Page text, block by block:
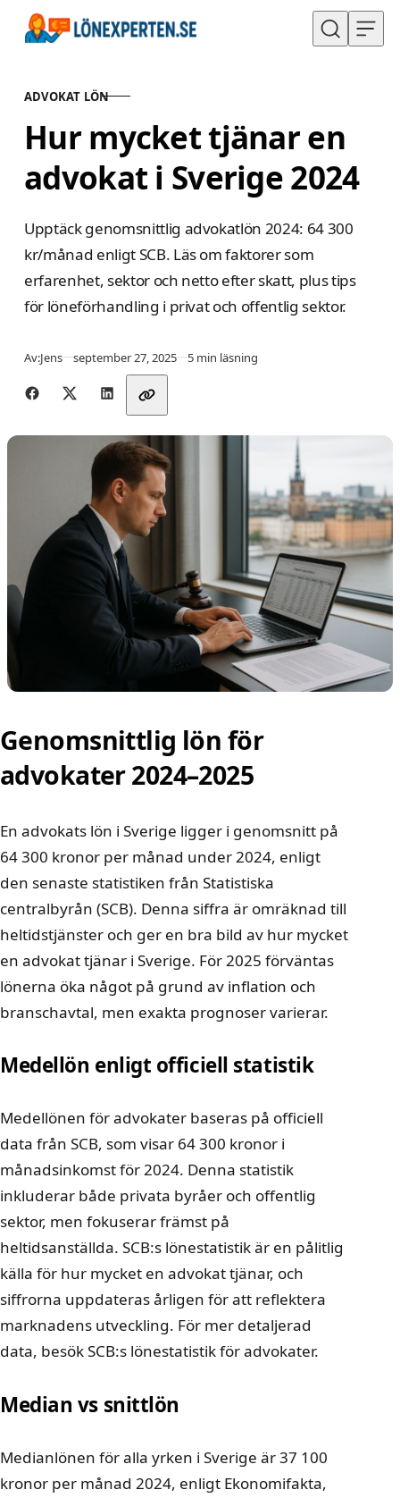
Hoppa till innehåll
KATEGORI
ADVOKAT LÖN
Hur mycket tjänar en
advokat i Sverige 2024
Upptäck genomsnittlig advokatlön 2024: 64 300
kr/månad enligt SCB. Läs om faktorer som
erfarenhet, sektor och netto efter skatt, plus tips
för löneförhandling i privat och offentlig sektor.
Av:Jens Publicerad
september 27, 2025 5 min läsning
Dela med vänner
Genomsnittlig lön för
advokater 2024–2025
En advokats lön i Sverige ligger i genomsnitt på
64 300 kronor per månad under 2024, enligt
den senaste statistiken från Statistiska
centralbyrån (SCB). Denna siffra är omräknad till
heltidstjänster och ger en bra bild av hur mycket
en advokat tjänar i Sverige. För 2025 förväntas
lönerna öka något på grund av inflation och
branschavtal, men exakta prognoser varierar.
Medellön enligt officiell statistik
Medellönen för advokater baseras på officiell
data från SCB, som visar 64 300 kronor i
månadsinkomst för 2024. Denna statistik
inkluderar både privata byråer och offentlig
sektor, men fokuserar främst på
heltidsanställda. SCB:s lönestatistik är en pålitlig
källa för hur mycket en advokat tjänar, och
siffrorna uppdateras årligen för att reflektera
marknadens utveckling. För mer detaljerad
data, besökSCB:s lönestatistik för advokater.
Median vs snittlön
Medianlönen för alla yrken i Sverige är 37 100
kronor per månad 2024, enligt Ekonomifakta,